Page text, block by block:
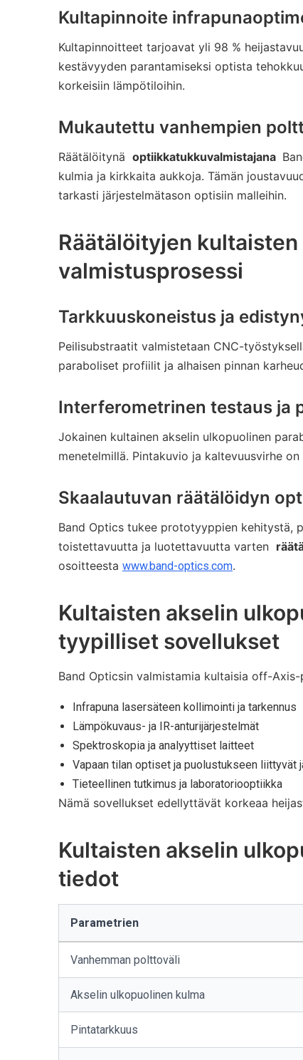
Kultapinnoite
Kultapinnoitteet tarjoavat yli 98 %
kestävyyden parantamiseksi optista
korkeisiin lämpötiloihin.
Mukautettu vanhempien
Räätälöitynä optiikkatukkuvalmistajana
kulmia ja kirkkaita aukkoja. Tämän
tarkasti järjestelmätason optisiin malleihin.
Räätälöityjen
valmistusprosessi
Tarkkuuskoneistus ja
Peilisubstraatit valmistetaan CNC-
paraboliset profiilit ja alhaisen pinnan
Interferometrinen testaus ja
Jokainen kultainen akselin ulkopuolinen
menetelmillä. Pintakuvio ja kaltevuusvirhe
Skaalautuvan räätälöidyn
Band Optics tukee prototyyppien kehitystä,
toistettavuutta ja luotettavuutta varten
osoitteesta www.band-optics.com.
Kultaisten akselin
tyypilliset sovellukset
Band Opticsin valmistamia kultaisia ​​off-
Infrapuna lasersäteen kollimointi ja tarkennus
Lämpökuvaus- ja IR-anturijärjestelmät
Spektroskopia ja analyyttiset laitteet
Vapaan tilan optiset ja puolustukseen liittyvät
Tieteellinen tutkimus ja laboratoriooptiikka
Nämä sovellukset edellyttävät korkeaa
Kultaisten akselin
tiedot
Parametrien
Vanhemman polttoväli
Akselin ulkopuolinen kulma
Pintatarkkuus